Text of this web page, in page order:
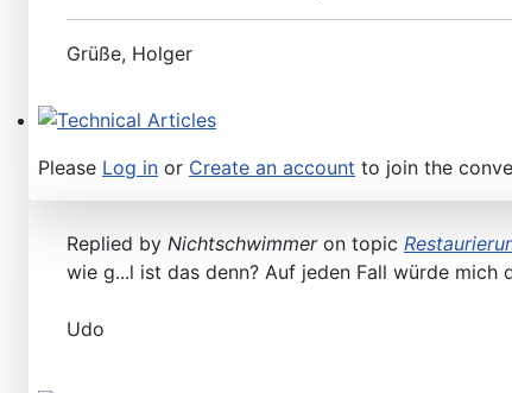
Grüße, Holger
Please Log in or Create an account to join the
Replied by Nichtschwimmeron topic
wie g...l ist das denn? Auf jeden Fall würde mich
Udo